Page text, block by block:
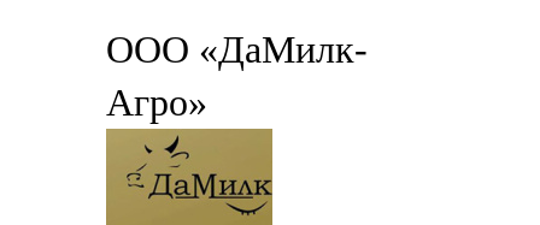
ООО «ДаМилк-
Агро»